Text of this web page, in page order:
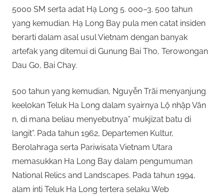
a
2
0
2
m
a
i
n
5000 SM serta adat Hạ Long 5. 000–3. 500 tahun
yang kemudian. Hạ Long Bay pula men catat insiden
berarti dalam asal usul Vietnam dengan banyak
artefak yang ditemui di Gunung Bai Tho, Terowongan
Dau Go, Bai Chay.
500 tahun yang kemudian, Nguyễn Trãi menyanjung
keelokan Teluk Ha Long dalam syairnya Lộ nhập Vân
n, di mana beliau menyebutnya” mukjizat batu di
langit”. Pada tahun 1962, Departemen Kultur,
Berolahraga serta Pariwisata Vietnam Utara
memasukkan Ha Long Bay dalam pengumuman
National Relics and Landscapes. Pada tahun 1994,
alam inti Teluk Ha Long tertera selaku Web